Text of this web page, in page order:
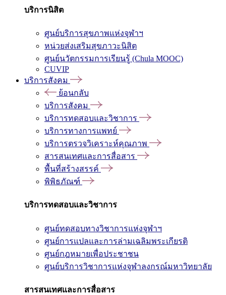
บริการนิสิต
ศูนย์บริการสุขภาพแห่งจุฬาฯ
หน่วยส่งเสริมสุขภาวะนิสิต
ศูนย์นวัตกรรมการเรียนรู้ (Chula MOOC)
CUVIP
บริการสังคม
ย้อนกลับ
บริการสังคม
บริการทดสอบและวิชาการ
บริการทางการแพทย์
บริการตรวจวิเคราะห์คุณภาพ
สารสนเทศและการสื่อสาร
พื้นที่สร้างสรรค์
พิพิธภัณฑ์
บริการทดสอบและวิชาการ
ศูนย์ทดสอบทางวิชาการแห่งจุฬาฯ
ศูนย์การแปลและการล่ามเฉลิมพระเกียรติ
ศูนย์กฎหมายเพื่อประชาชน
ศูนย์บริการวิชาการแห่งจุฬาลงกรณ์มหาวิทยาลัย
สารสนเทศและการสื่อสาร